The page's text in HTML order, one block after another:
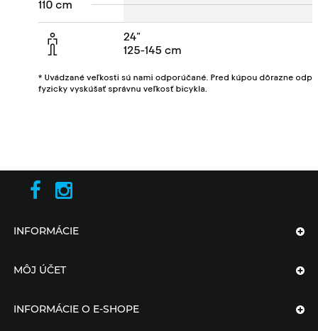
INFORMÁCIE
MÔJ ÚČET
INFORMÁCIE O E-SHOPE